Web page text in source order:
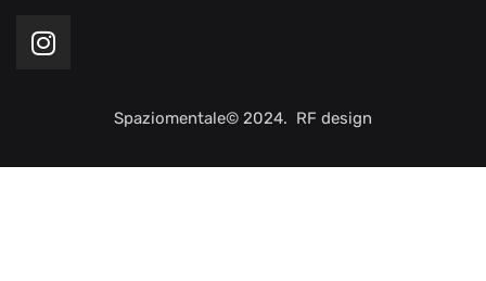
Spaziomentale© 2024. RF design